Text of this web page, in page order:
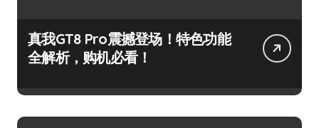
真我GT8 Pro震撼登场！特色功能
全解析，购机必看！